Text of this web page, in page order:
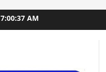
7:00:39 AM